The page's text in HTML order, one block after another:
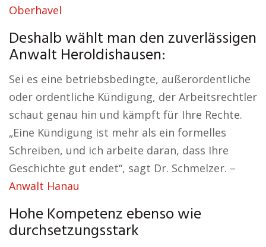
Oberhavel
Deshalb wählt man den zuverlässigen
Anwalt Heroldishausen:
Sei es eine betriebsbedingte, außerordentliche
oder ordentliche Kündigung, der Arbeitsrechtler
schaut genau hin und kämpft für Ihre Rechte.
„Eine Kündigung ist mehr als ein formelles
Schreiben, und ich arbeite daran, dass Ihre
Geschichte gut endet“, sagt Dr. Schmelzer. –
Anwalt Hanau
Hohe Kompetenz ebenso wie
durchsetzungsstark